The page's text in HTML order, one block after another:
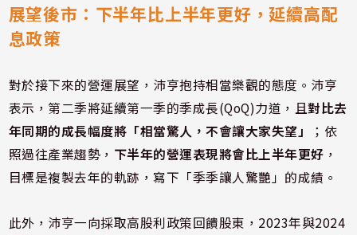
展望後市：下半年比上半年更好，延續高配
息政策
對於接下來的營運展望，沛亨抱持相當樂觀的態度。沛亨
表示，第二季將延續第一季的季成長(QoQ)力道，且對比去
年同期的成長幅度將「相當驚人，不會讓大家失望」
；依
照過往產業趨勢， 下半年的營運表現將會比上半年更好 ，
目標是複製去年的軌跡，寫下「季季讓人驚艷」的成績。
此外，沛亨一向採取高股利政策回饋股東，2023年與2024